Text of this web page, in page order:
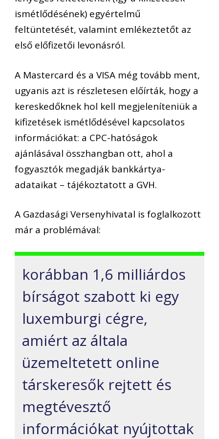
ismétlődésének) egyértelmű
feltüntetését, valamint emlékeztetőt az
első előfizetői levonásról.
A Mastercard és a VISA még tovább ment,
ugyanis azt is részletesen előírták, hogy a
kereskedőknek hol kell megjeleníteniük a
kifizetések ismétlődésével kapcsolatos
információkat: a CPC-hatóságok
ajánlásával összhangban ott, ahol a
fogyasztók megadják bankkártya-
adataikat – tájékoztatott a GVH.
A Gazdasági Versenyhivatal is foglalkozott
már a problémával:
korábban 1,6 milliárdos
bírságot szabott ki egy
luxemburgi cégre,
amiért az általa
üzemeltetett online
társkeresők rejtett és
megtévesztő
információkat nyújtottak